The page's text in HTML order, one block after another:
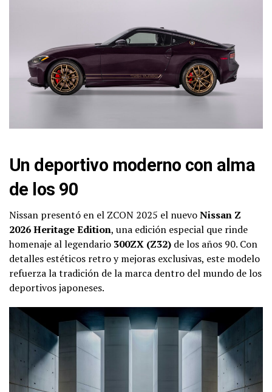
Un deportivo moderno con alma
de los 90
Nissan presentó en el ZCON 2025 el nuevoNissan Z
2026 Heritage Edition, una edición especial que rinde
homenaje al legendario 300ZX (Z32) de los años 90. Con
detalles estéticos retro y mejoras exclusivas, este modelo
refuerza la tradición de la marca dentro del mundo de los
deportivos japoneses.